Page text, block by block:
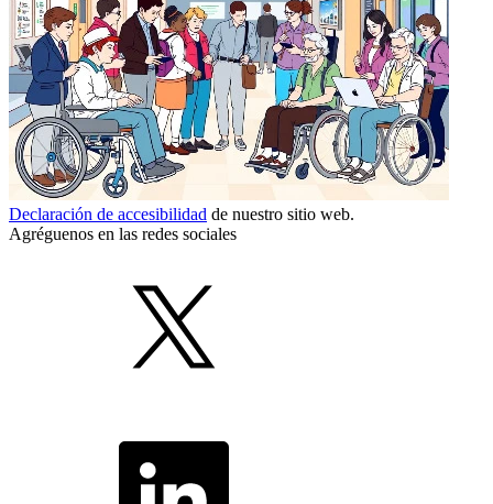
Declaración de accesibilidad de nuestro sitio web.
Agréguenos en las redes sociales